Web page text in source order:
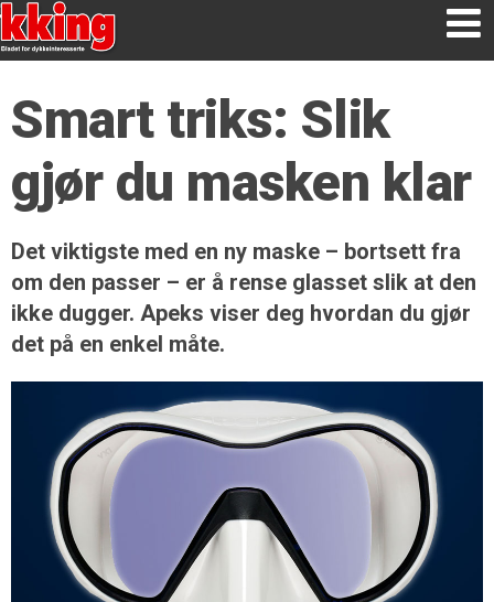
Smart triks: Slik
gjør du masken klar
Det viktigste med en ny maske – bortsett fra
om den passer – er å rense glasset slik at den
ikke dugger. Apeks viser deg hvordan du gjør
det på en enkel måte.